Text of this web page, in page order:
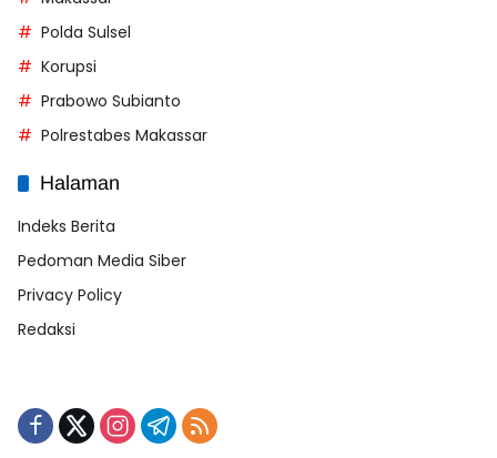
Polda Sulsel
Korupsi
Prabowo Subianto
Polrestabes Makassar
Halaman
Indeks Berita
Pedoman Media Siber
Privacy Policy
Redaksi